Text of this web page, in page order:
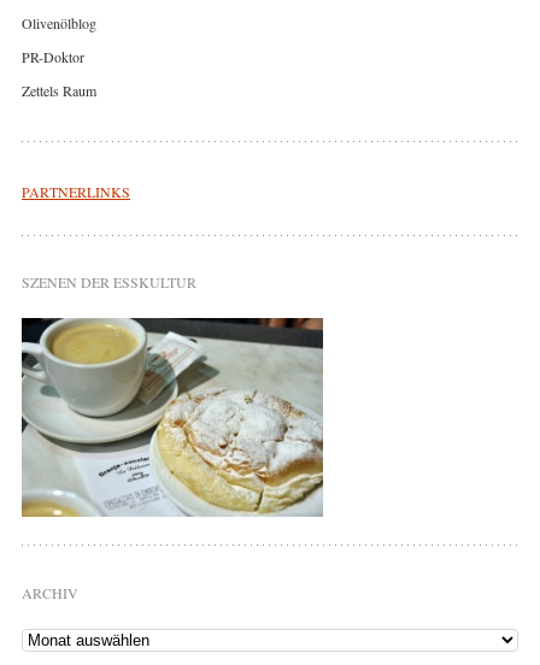
Olivenölblog
PR-Doktor
Zettels Raum
PARTNERLINKS
SZENEN DER ESSKULTUR
ARCHIV
Archiv